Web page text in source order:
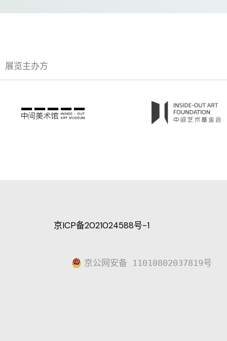
展览主办方
京ICP备2021024588号-1
京公网安备 11010802037819号